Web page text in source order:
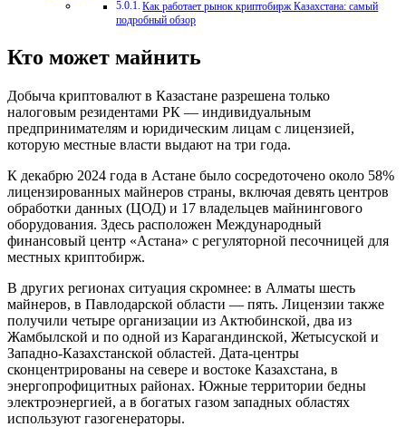
Как работает рынок криптобирж Казахстана: самый
подробный обзор
Кто может майнить
Добыча криптовалют в Казастане разрешена только
налоговым резидентами РК — индивидуальным
предпринимателям и юридическим лицам с лицензией,
которую местные власти выдают на три года.
К декабрю 2024 года в Астане было сосредоточено около 58%
лицензированных майнеров страны, включая девять центров
обработки данных (ЦОД) и 17 владельцев майнингового
оборудования. Здесь расположен Международный
финансовый центр «Астана» с регуляторной песочницей для
местных криптобирж.
В других регионах ситуация скромнее: в Алматы шесть
майнеров, в Павлодарской области — пять. Лицензии также
получили четыре организации из Актюбинской, два из
Жамбылской и по одной из Карагандинской, Жетысуской и
Западно-Казахстанской областей. Дата-центры
сконцентрированы на севере и востоке Казахстана, в
энергопрофицитных районах. Южные территории бедны
электроэнергией, а в богатых газом западных областях
используют газогенераторы.